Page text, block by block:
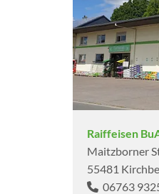
Raiffeisen
Maitzborner
55481
 06763